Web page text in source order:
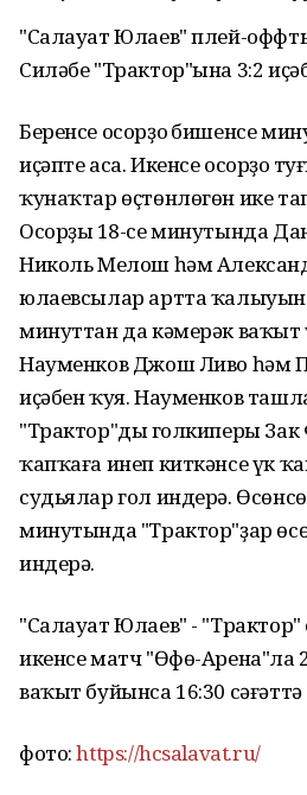
"Салауат Юлаев" плей-
Силәбе "Трактор"ына 3:2
Беренсе осорҙоң бишенсе
иҫәпте аса. Икенсе осорҙоң
ҡунаҡтар өҫтөнлөгөн ике
Осорҙың 18-се минутында
Николь Мелош һәм
юлаевсылар артта
минуттан да кәмерәк ваҡыт
Науменков Джош Ливо һәм
иҫәбен ҡуя. Науменков
"Трактор"дың голкиперы
ҡапҡаға инеп киткәнсе үк
судьялар гол индерә.
минутында "Трактор"ҙар
индерә.
"Салауат Юлаев" -
икенсе матч "Өфө-Арена"ла
ваҡыт буйынса 16:30
фото:https://hcsalavat.ru/